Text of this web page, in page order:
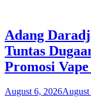
Adang
Tuntas
Promosi
August 6, 2026